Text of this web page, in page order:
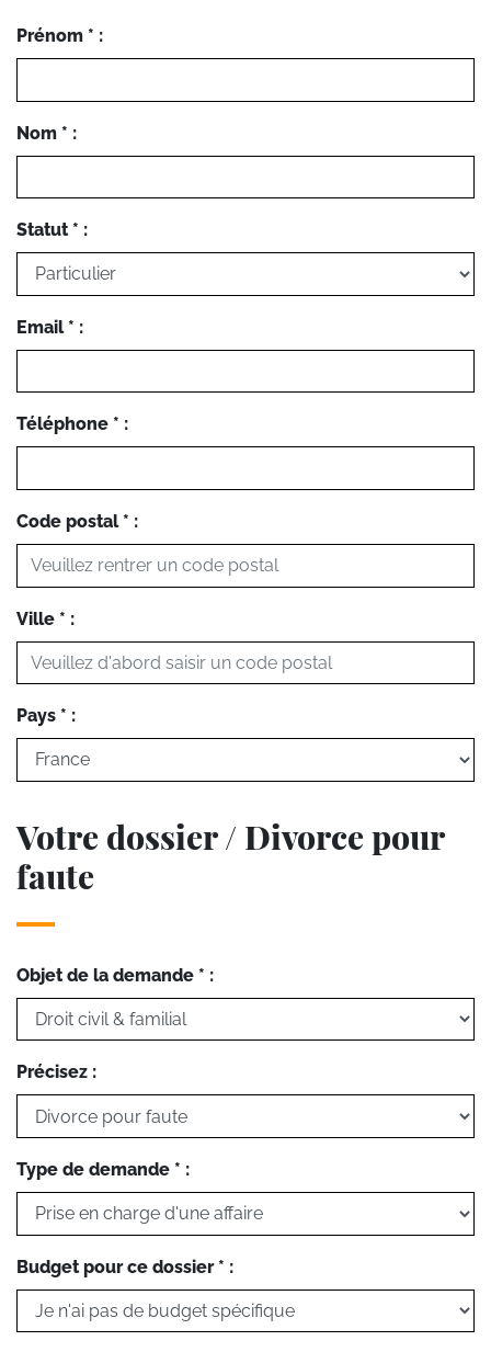
Prénom * :
Nom * :
Statut * :
Email * :
Téléphone * :
Code postal * :
Ville * :
Pays * :
Votre dossier / Divorce pour
faute
Objet de la demande * :
Précisez :
Type de demande * :
Budget pour ce dossier * :